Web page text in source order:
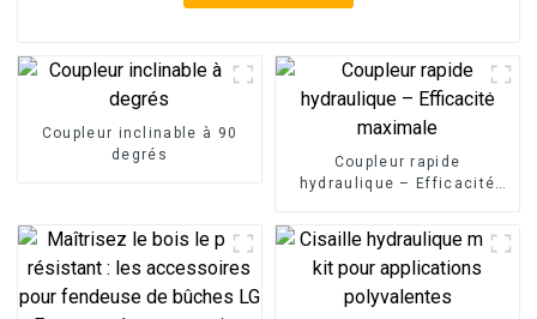
Coupleur inclinable à 90
degrés
Coupleur rapide
hydraulique – Efficacité